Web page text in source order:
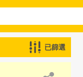
已篩選